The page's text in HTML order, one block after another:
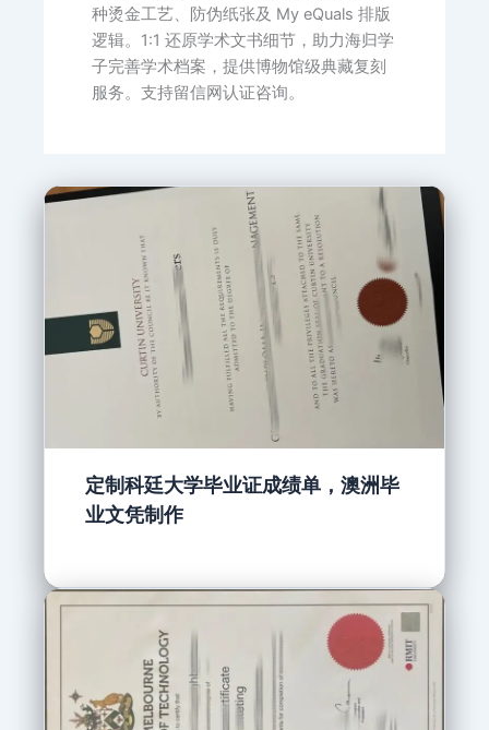
种烫金工艺、防伪纸张及 My eQuals 排版
逻辑。1:1 还原学术文书细节，助力海归学
子完善学术档案，提供博物馆级典藏复刻
服务。支持留信网认证咨询。
定制科廷大学毕业证成绩单，澳洲毕
业文凭制作